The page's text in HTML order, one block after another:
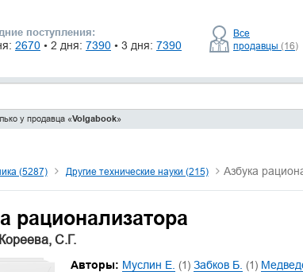
поступления:
2670 • 2 дня: 7390 • 3 дня: 7390
Все
продавцы (16)
у продавца «Volgabook»
(5287) Другие технические науки (215) Азбука
рационализатора
С.Г.
Авторы: Муслин Е. (1) Забков Б. (1)